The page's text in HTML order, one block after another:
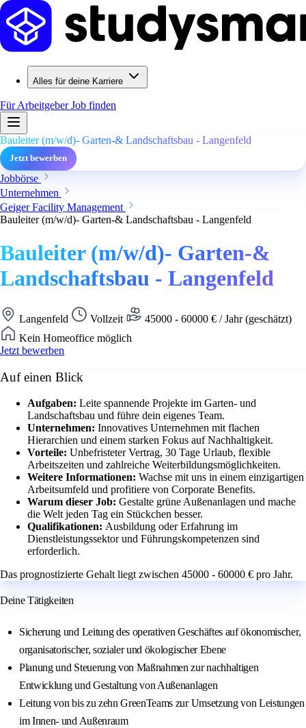
Alles für deine Karriere
Für ArbeitgeberJob finden
Bauleiter (m/w/d)- Garten-& Landschaftsbau - Langenfeld
Jetzt bewerben
Jobbörse
Unternehmen
Geiger Facility Management
Bauleiter (m/w/d)- Garten-& Landschaftsbau - Langenfeld
Bauleiter (m/w/d)- Garten-&
Landschaftsbau - Langenfeld
Langenfeld Vollzeit
45000 - 60000 € / Jahr (geschätzt)
Kein Homeoffice möglich
Jetzt bewerben
Auf einen Blick
Aufgaben: Leite spannende Projekte im Garten- und
Landschaftsbau und führe dein eigenes Team.
Unternehmen: Innovatives Unternehmen mit flachen
Hierarchien und einem starken Fokus auf Nachhaltigkeit.
Vorteile: Unbefristeter Vertrag, 30 Tage Urlaub, flexible
Arbeitszeiten und zahlreiche Weiterbildungsmöglichkeiten.
Weitere Informationen: Wachse mit uns in einem einzigartigen
Arbeitsumfeld und profitiere von Corporate Benefits.
Warum dieser Job: Gestalte grüne Außenanlagen und mache
die Welt jeden Tag ein Stückchen besser.
Qualifikationen: Ausbildung oder Erfahrung im
Dienstleistungssektor und Führungskompetenzen sind
erforderlich.
Das prognostizierte Gehalt liegt zwischen 45000 - 60000 € pro Jahr.
Deine Tätigkeiten
Sicherung und Leitung des operativen Geschäftes auf ökonomischer,
organisatorischer, sozialer und ökologischer Ebene
Planung und Steuerung von Maßnahmen zur nachhaltigen
Entwicklung und Gestaltung von Außenanlagen
Leitung von bis zu zehn GreenTeams zur Umsetzung von Leistungen
im Innen- und Außenraum